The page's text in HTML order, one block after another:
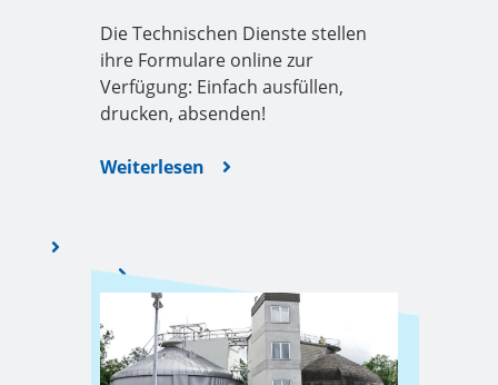
Die Technischen Dienste stellen
ihre Formulare online zur
Verfügung: Einfach ausfüllen,
drucken, absenden!
Weiterlesen